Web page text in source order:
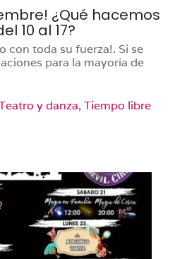
¿Qué hacemos
10 al 17?
con toda su fuerza!. Si se
para la mayoría de
y danza, Tiempo libre